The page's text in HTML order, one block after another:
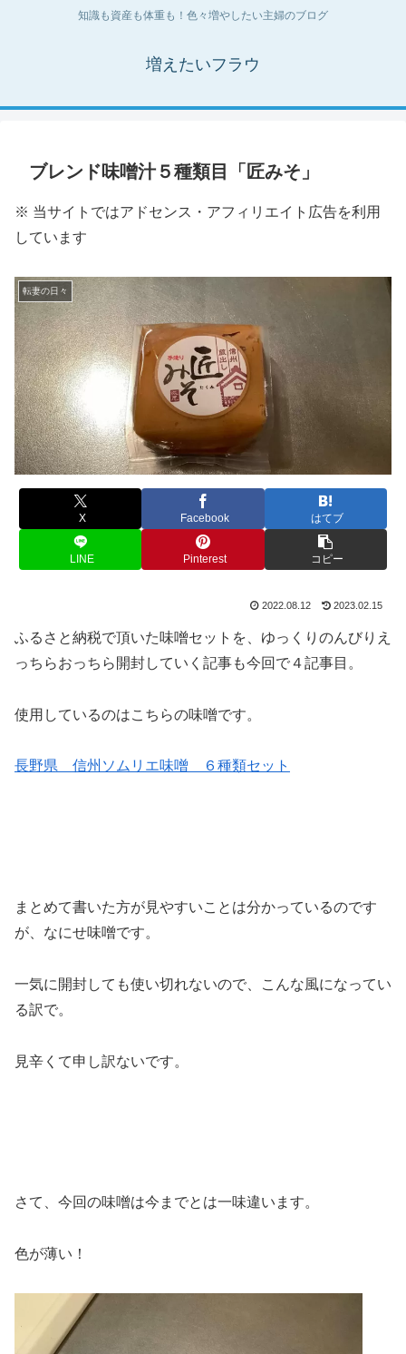
知識も資産も体重も！色々増やしたい主婦のブログ
増えたいフラウ
ブレンド味噌汁５種類目「匠みそ」
※ 当サイトではアドセンス・アフィリエイト広告を利用
しています
転妻の日々
X Facebook はてブ
LINE Pinterest コピー
2022.08.12 2023.02.15
ふるさと納税で頂いた味噌セットを、ゆっくりのんびりえ
っちらおっちら開封していく記事も今回で４記事目。
使用しているのはこちらの味噌です。
長野県 信州ソムリエ味噌 ６種類セット
まとめて書いた方が見やすいことは分かっているのです
が、なにせ味噌です。
一気に開封しても使い切れないので、こんな風になってい
る訳で。
見辛くて申し訳ないです。
さて、今回の味噌は今までとは一味違います。
色が薄い！